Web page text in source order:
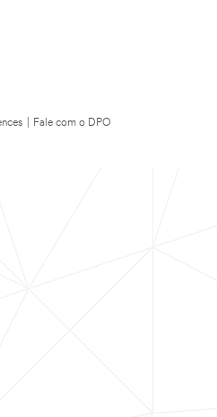
Fale com o DPO